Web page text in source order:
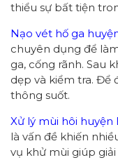
thiểu sự bất tiện
Nạo vét hố ga
chuyên dụng để
ga, cống rãnh. Sau
dẹp và kiểm tra. Để
thông suốt.
Xử lý mùi hôi huyện
là vấn đề khiến
vụ khử mùi giúp